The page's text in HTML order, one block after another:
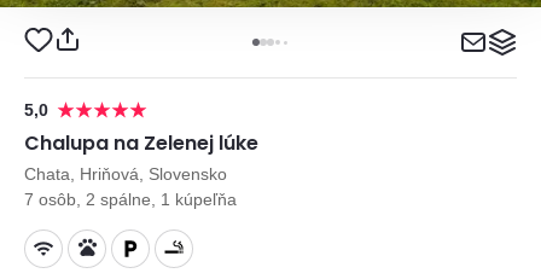
5,0
Chalupa na Zelenej lúke
Chata, Hriňová, Slovensko
7 osôb, 2 spálne, 1 kúpeľňa